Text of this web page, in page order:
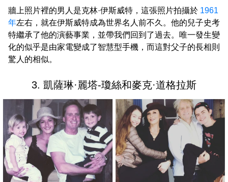
牆上照片裡的男人是克林·伊斯威特，這張照片拍攝於 1961
年左右，就在伊斯威特成為世界名人前不久。他的兒子史考
特繼承了他的演藝事業，並帶我們回到了過去。唯一發生變
化的似乎是由家電變成了智慧型手機，而這對父子的長相則
驚人的相似。
3. 凱薩琳·麗塔-瓊絲和麥克·道格拉斯